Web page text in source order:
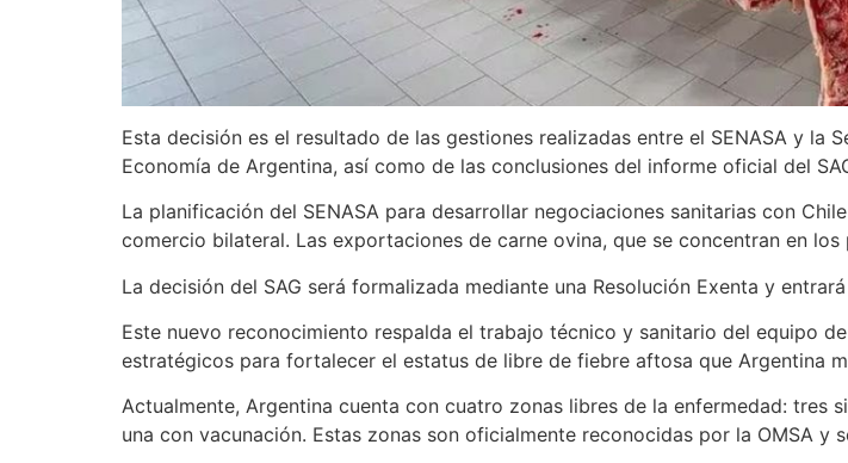
Esta decisión es el resultado de las gestiones realizadas entre el SENASA y la
Economía de Argentina, así como de las conclusiones del informe oficial del
La planificación del SENASA para desarrollar negociaciones sanitarias con
comercio bilateral. Las exportaciones de carne ovina, que se concentran en
La decisión del SAG será formalizada mediante una Resolución Exenta y
Este nuevo reconocimiento respalda el trabajo técnico y sanitario del equipo
estratégicos para fortalecer el estatus de libre de fiebre aftosa que Argentina
Actualmente, Argentina cuenta con cuatro zonas libres de la enfermedad: tres
una con vacunación. Estas zonas son oficialmente reconocidas por la OMSA y